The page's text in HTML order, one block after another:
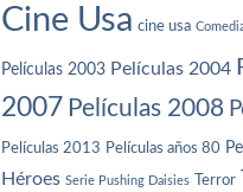
Cine Usa cine usa
Películas 2003 Películas 2004
2007 Películas 2008
Películas 2013 Películas años 80
Héroes Serie Pushing Daisies Terror